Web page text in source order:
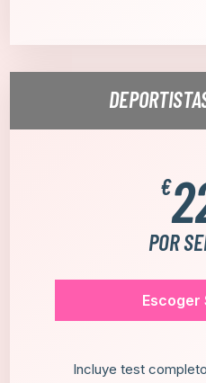
€
POR
Incluye test
Escoger